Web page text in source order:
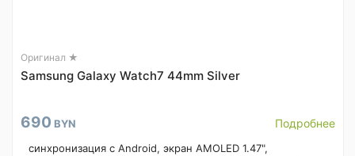
Оригинал ★
Samsung Galaxy Watch7 44mm Silver
690 BYN Подробнее
синхронизация с Android, экран AMOLED 1.47",